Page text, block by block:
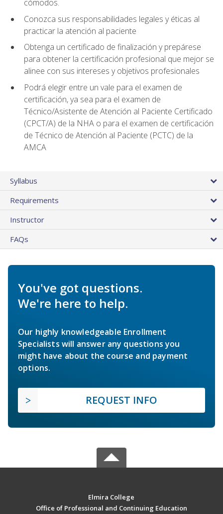
cómodos.
Conozca sus responsabilidades legales y éticas al
practicar la atención al paciente
Obtenga un certificado de finalización y prepárese
para obtener la certificación profesional que mejor se
alinee con sus intereses y objetivos profesionales
Podrá elegir entre un vale para el examen de
certificación, ya sea para el examen de
Técnico/Asistente de Atención al Paciente Certificado
(CPCT/A) de la NHA o para el examen de certificación
de Técnico de Atención al Paciente (PCTC) de la
AMCA
Syllabus
Requirements
Instructor
FAQs
You've got questions.
We're here to help.
Our highly knowledgeable Enrollment
Specialists will answer any questions you
might have about the course and payment
options.
REQUEST INFO
Elmira College
Office of Professional and Continuing Education